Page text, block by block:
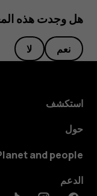
الهواتف
Terra M
Watch
للأعمال
هل وجدت هذه
نعم لا
استكشف
حول
and people
الدعم